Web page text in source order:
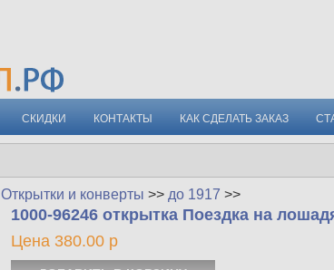
СКИДКИ КОНТАКТЫ КАК СДЕЛАТЬ ЗАКАЗ
Открытки и конверты >> до 1917 >>
1000-96246 открытка Поездка на
Цена 380.00 р